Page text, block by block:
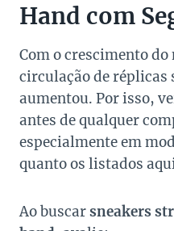
Hand com
Com o crescimento do
circulação de
aumentou. Por isso,
antes de qualquer
especialmente em
quanto os listados
Ao buscarsneakers